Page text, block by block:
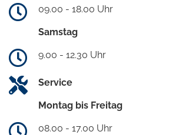
09.00 - 18.00 Uhr
Samstag
9.00 - 12.30 Uhr
Service
Montag bis Freitag
08.00 - 17.00 Uhr